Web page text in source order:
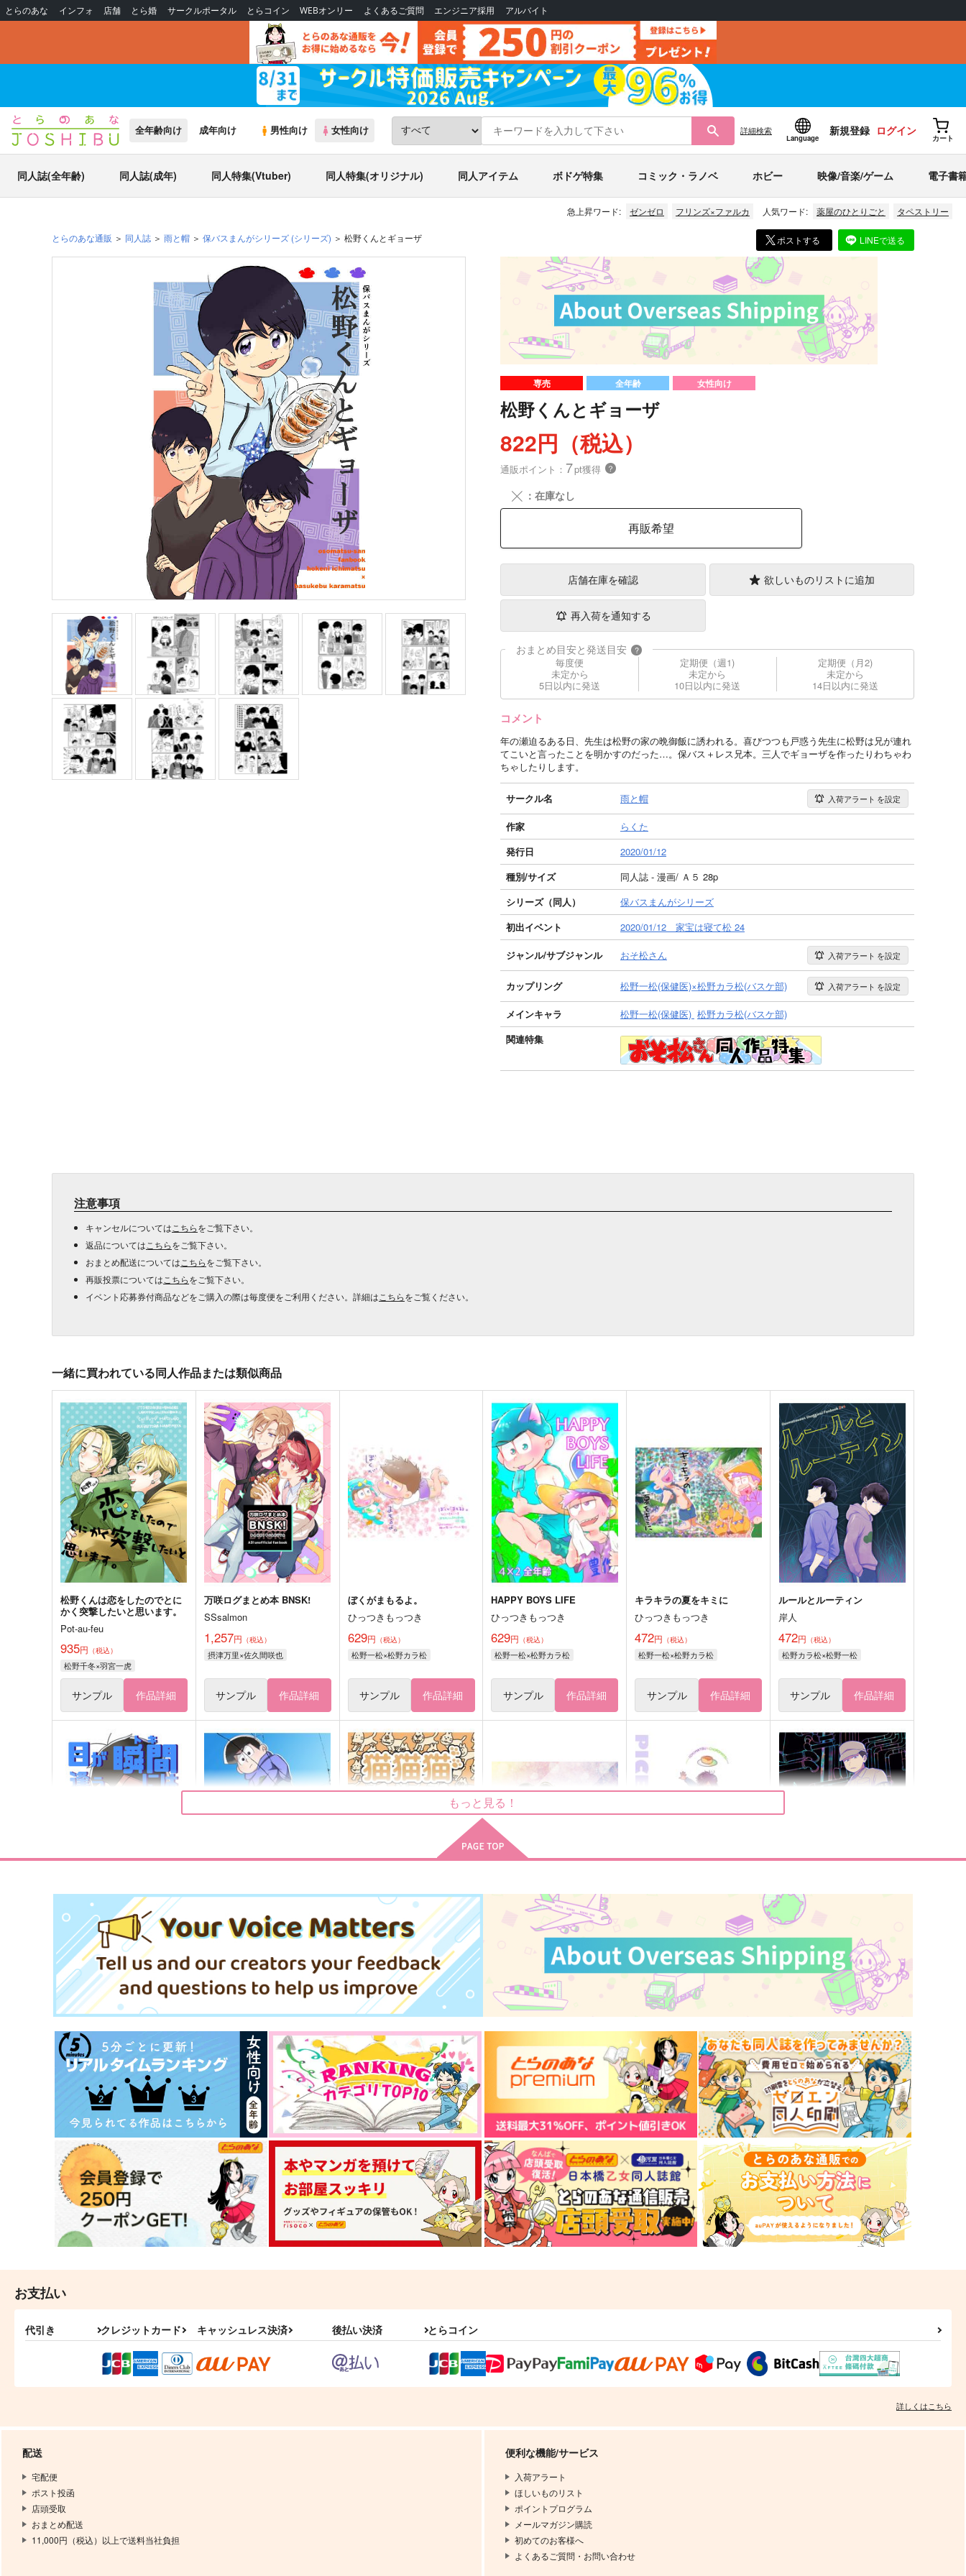
とらのあな インフォ 店舗 とら婚 サークルポータル とらコイン WEBオンリー よくあるご質問 エンジニア採用 アルバイト
全年齢向け 成年向け 男性向け 女性向け 詳細検索
Language
新規登録 ログイン
カート
同人誌(全年齢) 同人誌(成年) 同人特集(Vtuber) 同人特集(オリジナル) 同人アイテム ボドゲ特集 コミック・ラノベ ホビー 映像/音楽/ゲーム 電子書
急上昇ワード: ゼンゼロ フリンズ×ファルカ 人気ワード: 薬屋のひとりごと タペストリー
とらのあな通販 同人誌 雨と帽 保バスまんがシリーズ (シリーズ) 松野くんとギョーザ ポストする LINEで送る
専売 全年齢 女性向け
松野くんとギョーザ
822円（税込）
通販ポイント： 7pt獲得 ？
╳ ：在庫なし
再販希望
店舗在庫を確認 欲しいものリストに追加
再入荷を通知する
おまとめ目安と発送目安 ?
毎度便
未定から
5日以内に発送
定期便（週1)
未定から
10日以内に発送
定期便（月2)
未定から
14日以内に発送
コメント
年の瀬迫るある日、先生は松野の家の晩御飯に誘われる。喜びつつも戸惑う先生に松野は兄が連れ
てこいと言ったことを明かすのだった…。保バス＋レス兄本。三人でギョーザを作ったりわちゃわ
ちゃしたりします。
サークル名 雨と帽 入荷アラート を設定
作家
らくた
発行日
2020/01/12
種別/サイズ
同人誌 - 漫画/ Ａ５ 28p
シリーズ（同人）
保バスまんがシリーズ
初出イベント
2020/01/12 家宝は寝て松 24
ジャンル/サブジャンル おそ松さん 入荷アラート を設定
カップリング 松野一松(保健医)×松野カラ松(バスケ部) 入荷アラート を設定
メインキャラ 松野一松(保健医) 松野カラ松(バスケ部)
関連特集
注意事項
キャンセルについては こちらをご覧下さい。
返品については こちらをご覧下さい。
おまとめ配送については こちらをご覧下さい。
再販投票については こちらをご覧下さい。
イベント応募券付商品などをご購入の際は毎度便をご利用ください。詳細は こちらをご覧ください。
一緒に買われている同人作品または類似商品
松野くんは恋をしたのでとに
かく突撃したいと思います。
Pot-au-feu
935円 （税込）
松野千冬×羽宮一虎
サンプル 作品詳細
万咲ログまとめ本 BNSK!
SSsalmon
1,257円 （税込）
摂津万里×佐久間咲也
サンプル 作品詳細
ぼくがまもるよ。
ひっつきもっつき
629円 （税込）
松野一松×松野カラ松
サンプル 作品詳細
HAPPY BOYS LIFE
ひっつきもっつき
629円 （税込）
松野一松×松野カラ松
サンプル 作品詳細
キラキラの夏をキミに
ひっつきもっつき
472円 （税込）
松野一松×松野カラ松
サンプル 作品詳細
ルールとルーティン
岸人
472円 （税込）
松野カラ松×松野一松
サンプル 作品詳細
目が逢う瞬間にはもう堕ちて
いる
好屋牢
1,100円（税込）
松野カラ松×松野一松
フラグメントミラー
1,000円（税込）
松野カラ松×松野一松
猫猫猫
800円（税込）
松野カラ松×松野一松
あの頃の俺たちは
はちみつノイズ
松野一松×松野おそ松
キナコロンド
787円
松野一松×松野チョロ松
行き詰まる暮らし
629円 （税込）
松野カラ松×松野一松
629
サンプル 作品詳細
もっと見る！
お支払い
代引き クレジットカード キャッシュレス決済 後払い決済 とらコイン
詳しくはこちら
配送
宅配便
ポスト投函
店頭受取
おまとめ配送
11,000円（税込）以上で送料当社負担
便利な機能/サービス
入荷アラート
ほしいものリスト
ポイントプログラム
メールマガジン購読
初めてのお客様へ
よくあるご質問・お問い合わせ